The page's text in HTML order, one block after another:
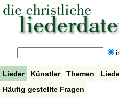
Lieder Künstler Themen
Häufig gestellte Fragen